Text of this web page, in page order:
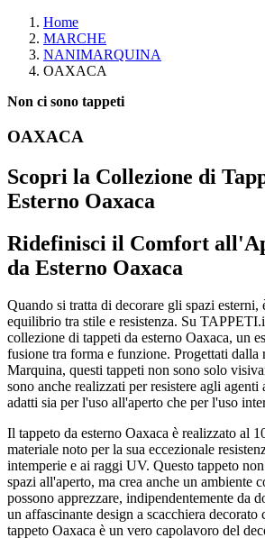
Home
MARCHE
NANIMARQUINA
OAXACA
Non ci sono tappeti
OAXACA
Scopri la Collezione di
Esterno Oaxaca
Ridefinisci il Comfort
da Esterno Oaxaca
Quando si tratta di decorare gli spazi esterni,
equilibrio tra stile e resistenza. Su
collezione di tappeti da esterno Oaxaca, un
fusione tra forma e funzione. Progettati dalla
Marquina, questi tappeti non sono solo
sono anche realizzati per resistere agli
adatti sia per l'uso all'aperto che per l'uso
Il tappeto da esterno Oaxaca è realizzato al
materiale noto per la sua eccezionale
intemperie e ai raggi UV. Questo tappeto
spazi all'aperto, ma crea anche un ambiente
possono apprezzare, indipendentemente da
un affascinante design a scacchiera
tappeto Oaxaca è un vero capolavoro del